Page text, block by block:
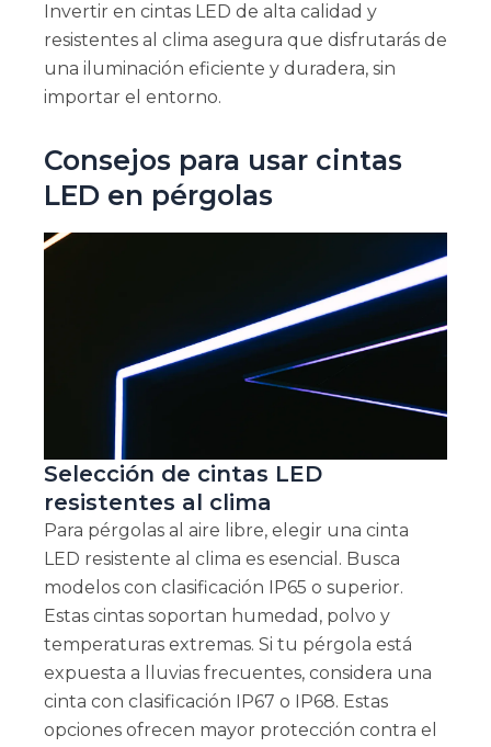
Invertir en cintas LED de alta calidad y
resistentes al clima asegura que disfrutarás de
una iluminación eficiente y duradera, sin
importar el entorno.
Consejos para usar cintas
LED en pérgolas
Selección de cintas LED
resistentes al clima
Para pérgolas al aire libre, elegir una cinta
LED resistente al clima es esencial. Busca
modelos con clasificación IP65 o superior.
Estas cintas soportan humedad, polvo y
temperaturas extremas. Si tu pérgola está
expuesta a lluvias frecuentes, considera una
cinta con clasificación IP67 o IP68. Estas
opciones ofrecen mayor protección contra el